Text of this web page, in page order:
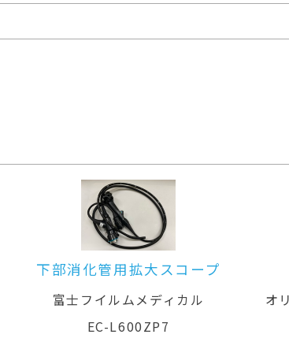
大腸ビデオスコープ
オリンパスメディカルシステムズ株式
会社